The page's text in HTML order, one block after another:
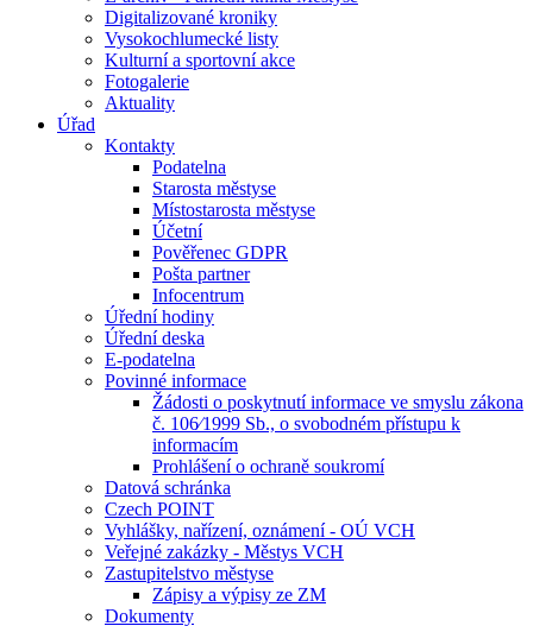
Digitalizované kroniky
Vysokochlumecké listy
Kulturní a sportovní akce
Fotogalerie
Aktuality
Úřad
Kontakty
Podatelna
Starosta městyse
Místostarosta městyse
Účetní
Pověřenec GDPR
Pošta partner
Infocentrum
Úřední hodiny
Úřední deska
E-podatelna
Povinné informace
Žádosti o poskytnutí informace ve smyslu zákona
č. 106⁄1999 Sb., o svobodném přístupu k
informacím
Prohlášení o ochraně soukromí
Datová schránka
Czech POINT
Vyhlášky, nařízení, oznámení - OÚ VCH
Veřejné zakázky - Městys VCH
Zastupitelstvo městyse
Zápisy a výpisy ze ZM
Dokumenty